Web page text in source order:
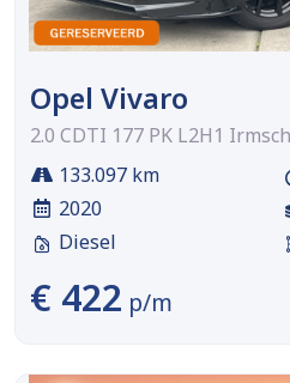
Opel Vivaro
2.0 CDTI 177 PK L2H1
133.097 km
2020
Diesel
€ 422 p/m